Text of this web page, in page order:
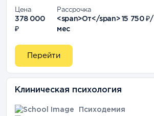
Цена
378 000
₽
Рассрочка
<span>От</span> 15 750 ₽/
мес
Перейти
Клиническая психология
Психодемия